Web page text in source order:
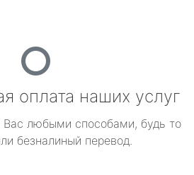
оплата наших услуг
любыми способами, будь то
безналиный перевод.